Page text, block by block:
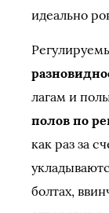
идеально
лагам и
полов по
как раз за
болтах,